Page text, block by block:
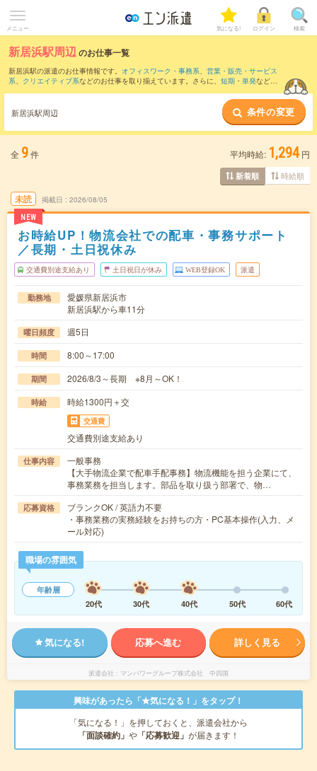
メニュー 気になる! ログイン 検索
新居浜駅周辺のお仕事一覧
新居浜駅の派遣のお仕事情報です。 オフィスワーク・事務系、 営業・販売・サービス
系、 クリエイティブ系などのお仕事を取り揃えています。さらに、 短期 ・ 単発などの
また、伊予西条駅
など近隣駅のお仕事もご
確認いただけます。
新居浜駅周辺 条件の変更
全 9件 平均時給: 1,294 円
新着順 時給順
未読
NEW
掲載日 2026/08/05
お時給UP！物流会社での配車・事務サポート
／長期・土日祝休み
交通費別途支給あり 土日祝日が休み WEB登録OK 派遣
勤務地
愛媛県新居浜市
新居浜駅から車11分
曜日頻度 週5日
時間 8:00～17:00
期間 2026/8/3～長期 ※8月～OK！
時給 時給1300円＋交
交通費
交通費別途支給あり
仕事内容
一般事務
【大手物流企業で配車手配事務】物流機能を担う企業にて、
事務業務を担当します。部品を取り扱う部署で、物…
応募資格
ブランクOK / 英語力不要
・事務業務の実務経験をお持ちの方・PC基本操作(入力、メ
ール対応)
職場の雰囲気
年齢層
20代
30代 40代 50代 60代
気になる! 応募へ進む 詳しく見る
派遣会社 マンパワーグループ株式会社 中四国
興味があったら「★気になる！」をタップ！
「気になる！」を押しておくと、派遣会社から
「面談確約」 や 「応募歓迎」 が届きます！